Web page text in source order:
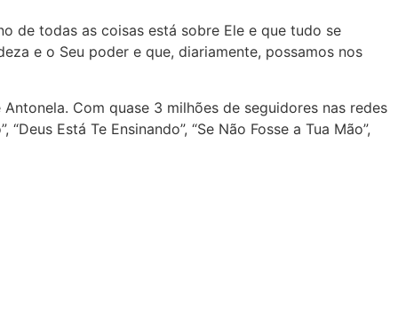
de todas as coisas está sobre Ele e que tudo se
e o Seu poder e que, diariamente, possamos nos
Com quase 3 milhões de seguidores nas redes
Está Te Ensinando”, “Se Não Fosse a Tua Mão”,